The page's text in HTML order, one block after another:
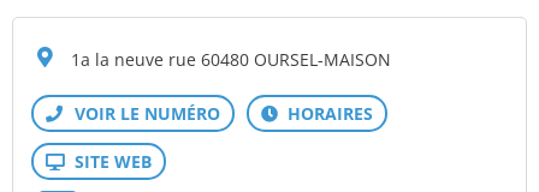
1a la neuve rue 60480 OURSEL-MAISON